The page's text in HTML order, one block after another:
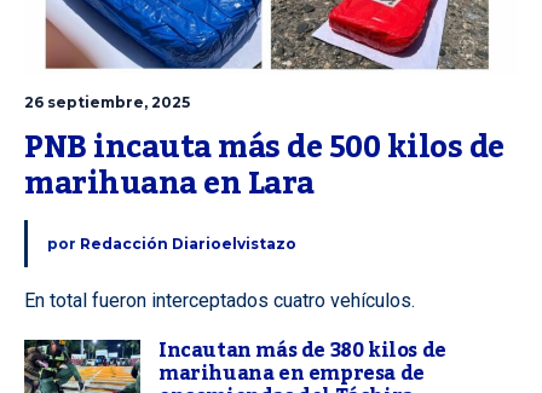
26 septiembre, 2025
PNB incauta más de 500 kilos de
marihuana en Lara
por Redacción Diarioelvistazo
En total fueron interceptados cuatro vehículos.
Incautan más de 380 kilos de
marihuana en empresa de